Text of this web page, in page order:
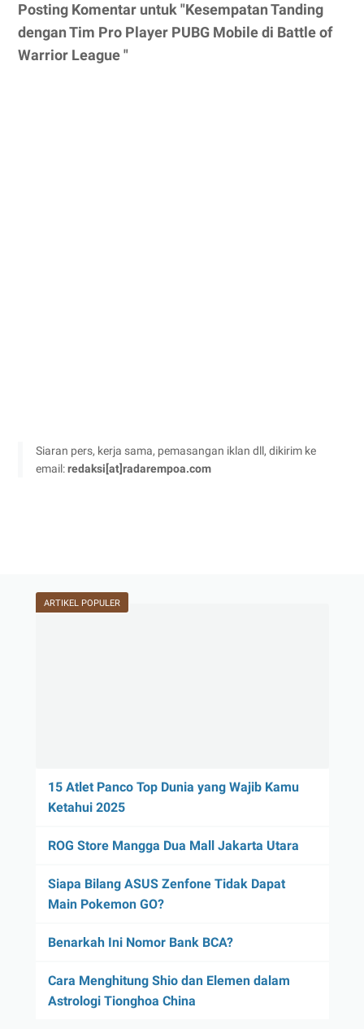
Posting Komentar untuk "Kesempatan Tanding
dengan Tim Pro Player PUBG Mobile di Battle of
Warrior League "
Siaran pers, kerja sama, pemasangan iklan dll, dikirim ke
email:redaksi[at]radarempoa.com
ARTIKEL POPULER
15 Atlet Panco Top Dunia yang Wajib Kamu
Ketahui 2025
ROG Store Mangga Dua Mall Jakarta Utara
Siapa Bilang ASUS Zenfone Tidak Dapat
Main Pokemon GO?
Benarkah Ini Nomor Bank BCA?
Cara Menghitung Shio dan Elemen dalam
Astrologi Tionghoa China